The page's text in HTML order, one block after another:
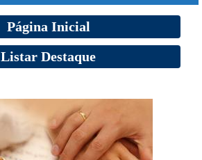
Página Inicial
Listar Destaque